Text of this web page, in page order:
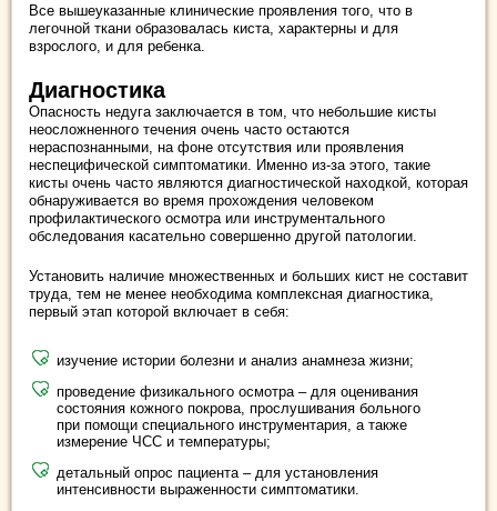
Все вышеуказанные клинические проявления того, что в
легочной ткани образовалась киста, характерны и для
взрослого, и для ребенка.
Диагностика
Опасность недуга заключается в том, что небольшие кисты
неосложненного течения очень часто остаются
нераспознанными, на фоне отсутствия или проявления
неспецифической симптоматики. Именно из-за этого, такие
кисты очень часто являются диагностической находкой, которая
обнаруживается во время прохождения человеком
профилактического осмотра или инструментального
обследования касательно совершенно другой патологии.
Установить наличие множественных и больших кист не составит
труда, тем не менее необходима комплексная диагностика,
первый этап которой включает в себя:
изучение истории болезни и анализ анамнеза жизни;
проведение физикального осмотра – для оценивания
состояния кожного покрова, прослушивания больного
при помощи специального инструментария, а также
измерение ЧСС и температуры;
детальный опрос пациента – для установления
интенсивности выраженности симптоматики.